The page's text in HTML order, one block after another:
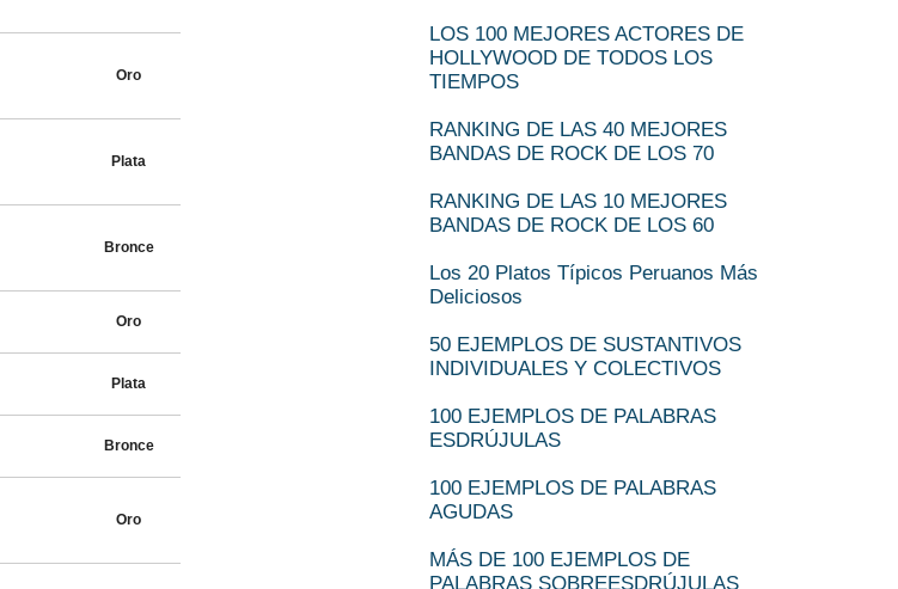
Oro
Plata
Bronce
Oro
Plata
Bronce
Oro
LOS 100 MEJORES ACTORES DE
HOLLYWOOD DE TODOS LOS
TIEMPOS
RANKING DE LAS 40 MEJORES
BANDAS DE ROCK DE LOS 70
RANKING DE LAS 10 MEJORES
BANDAS DE ROCK DE LOS 60
Los 20 Platos Típicos Peruanos Más
Deliciosos
50 EJEMPLOS DE SUSTANTIVOS
INDIVIDUALES Y COLECTIVOS
100 EJEMPLOS DE PALABRAS
ESDRÚJULAS
100 EJEMPLOS DE PALABRAS
AGUDAS
MÁS DE 100 EJEMPLOS DE
PALABRAS SOBREESDRÚJULAS